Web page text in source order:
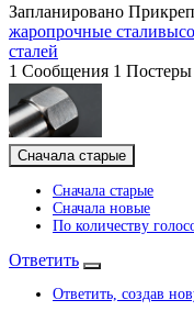
Запланировано
жаропрочные стали
сталей
1 Сообщения 1 Постеры
Сначала старые
Сначала старые
Сначала новые
По количеству
Ответить
Ответить, создав